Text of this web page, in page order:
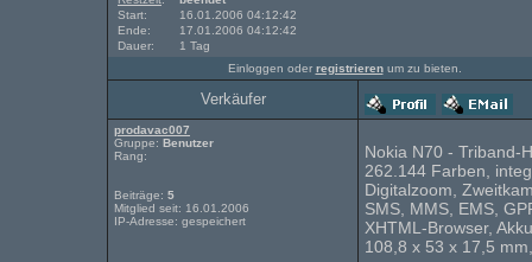
Start:
16.01.2006 04:12:42
Ende:
17.01.2006 04:12:42
Dauer:
1 Tag
Einloggen oder registrierenum zu bieten.
Verkäufer
prodavac007
Gruppe: Benutzer
Rang:
Beiträge: 5
Mitglied seit: 16.01.2006
IP-Adresse: gespeichert
Nokia N70 - Triband-
262.144 Farben,
Digitalzoom,
SMS, MMS, EMS,
XHTML-Browser,
108,8 x 53 x 17,5